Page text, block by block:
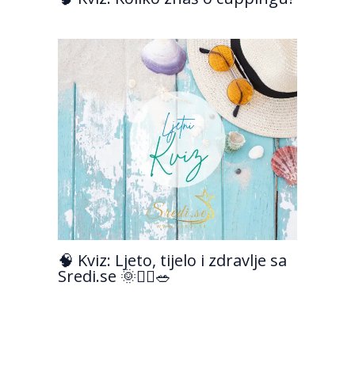
🧠 Kviz: Ljeto, tijelo i zdravlje sa
Sredi.se 🌞💆‍♀️🥗